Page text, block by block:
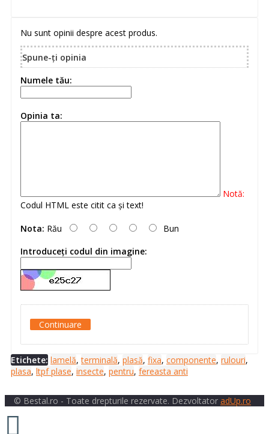
Nu sunt opinii despre acest produs.
Spune-ţi opinia
Numele tău:
Opinia ta:
Notă:
Codul HTML este citit ca şi text!
Nota: Rău
Bun
Introduceţi codul din imagine:
Continuare
Etichete: lamelă,terminală, plasă, fixa, componente, rulouri,
plasa, ltpf plase, insecte, pentru, fereasta anti
© Bestal.ro - Toate drepturile rezervate. Dezvoltator adUp.ro